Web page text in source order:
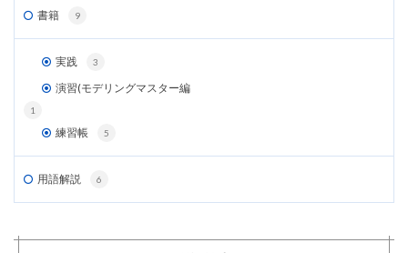
書籍 9
実践 3
演習(モデリングマスター編
1
練習帳 5
用語解説 6